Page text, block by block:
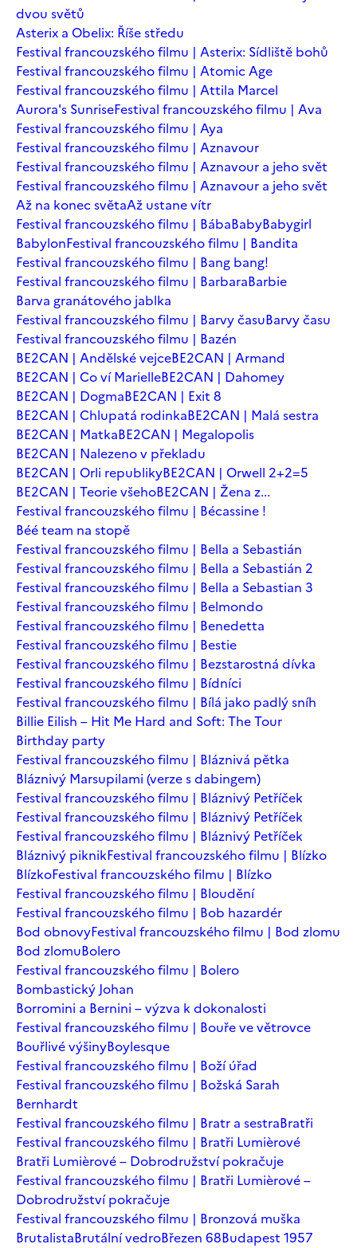
dvou světů
Asterix a Obelix: Říše středu
Festival francouzského filmu | Asterix: Sídliště bohů
Festival francouzského filmu | Atomic Age
Festival francouzského filmu | Attila Marcel
Aurora's SunriseFestival francouzského filmu | Ava
Festival francouzského filmu | Aya
Festival francouzského filmu | Aznavour
Festival francouzského filmu | Aznavour a jeho svět
Festival francouzského filmu | Aznavour a jeho svět
Až na konec světaAž ustane vítr
Festival francouzského filmu | BábaBabyBabygirl
BabylonFestival francouzského filmu | Bandita
Festival francouzského filmu | Bang bang!
Festival francouzského filmu | BarbaraBarbie
Barva granátového jablka
Festival francouzského filmu | Barvy časuBarvy času
Festival francouzského filmu | Bazén
BE2CAN | Andělské vejceBE2CAN | Armand
BE2CAN | Co ví MarielleBE2CAN | Dahomey
BE2CAN | DogmaBE2CAN | Exit 8
BE2CAN | Chlupatá rodinkaBE2CAN | Malá sestra
BE2CAN | MatkaBE2CAN | Megalopolis
BE2CAN | Nalezeno v překladu
BE2CAN | Orli republikyBE2CAN | Orwell 2+2=5
BE2CAN | Teorie všehoBE2CAN | Žena z...
Festival francouzského filmu | Bécassine !
Béé team na stopě
Festival francouzského filmu | Bella a Sebastián
Festival francouzského filmu | Bella a Sebastián 2
Festival francouzského filmu | Bella a Sebastian 3
Festival francouzského filmu | Belmondo
Festival francouzského filmu | Benedetta
Festival francouzského filmu | Bestie
Festival francouzského filmu | Bezstarostná dívka
Festival francouzského filmu | Bídníci
Festival francouzského filmu | Bílá jako padlý sníh
Billie Eilish – Hit Me Hard and Soft: The Tour
Birthday party
Festival francouzského filmu | Bláznivá pětka
Bláznivý Marsupilami (verze s dabingem)
Festival francouzského filmu | Bláznivý Petříček
Festival francouzského filmu | Bláznivý Petříček
Festival francouzského filmu | Bláznivý Petříček
Bláznivý piknikFestival francouzského filmu | Blízko
BlízkoFestival francouzského filmu | Blízko
Festival francouzského filmu | Bloudění
Festival francouzského filmu | Bob hazardér
Bod obnovyFestival francouzského filmu | Bod zlomu
Bod zlomuBolero
Festival francouzského filmu | Bolero
Bombastický Johan
Borromini a Bernini – výzva k dokonalosti
Festival francouzského filmu | Bouře ve větrovce
Bouřlivé výšinyBoylesque
Festival francouzského filmu | Boží úřad
Festival francouzského filmu | Božská Sarah
Bernhardt
Festival francouzského filmu | Bratr a sestraBratři
Festival francouzského filmu | Bratři Lumièrové
Bratři Lumièrové – Dobrodružství pokračuje
Festival francouzského filmu | Bratři Lumièrové –
Dobrodružství pokračuje
Festival francouzského filmu | Bronzová muška
BrutalistaBrutální vedroBřezen 68Budapest 1957